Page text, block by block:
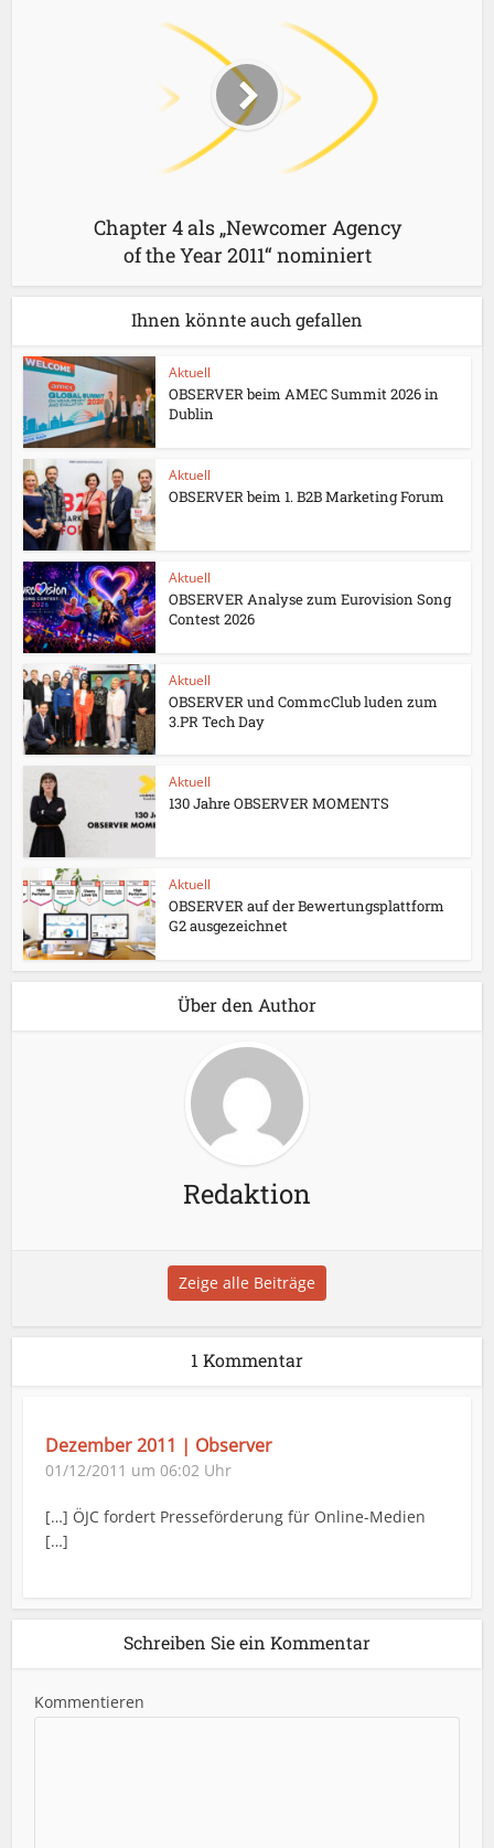
Chapter 4 als „Newcomer Agency
of the Year 2011“ nominiert
Ihnen könnte auch gefallen
Aktuell
OBSERVER beim AMEC Summit 2026 in
Dublin
Aktuell
OBSERVER beim 1. B2B Marketing Forum
Aktuell
OBSERVER Analyse zum Eurovision Song
Contest 2026
Aktuell
OBSERVER und CommcClub luden zum
3.PR Tech Day
Aktuell
130 Jahre OBSERVER MOMENTS
Aktuell
OBSERVER auf der Bewertungsplattform
G2 ausgezeichnet
Über den Author
Redaktion
Zeige alle Beiträge
1 Kommentar
Dezember 2011 | Observer
01/12/2011 um 06:02 Uhr
[…] ÖJC fordert Presseförderung für Online-Medien
[…]
Schreiben Sie ein Kommentar
Kommentieren